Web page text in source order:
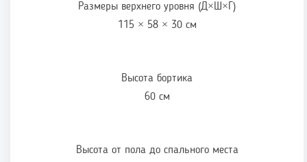
Размеры верхнего уровня (Д×Ш×Г)
115 × 58 × 30 см
Высота бортика
60 см
Высота от пола до спального места